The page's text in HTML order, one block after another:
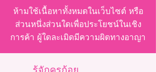
ห้ามใช้เนื้อหาทั้งหมดในเว็บไซต์ หรือ
ส่วนหนึ่งส่วนใดเพื่อประโยชน์ในเชิง
การค้า ผู้ใดละเมิดมีความผิดทางอาญา